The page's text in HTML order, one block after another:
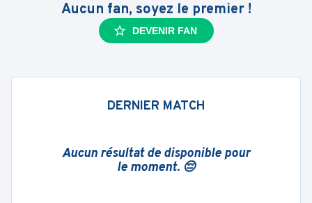
Aucun fan, soyez le premier !
DEVENIR FAN
DERNIER MATCH
Aucun résultat de disponible pour
le moment. 😔